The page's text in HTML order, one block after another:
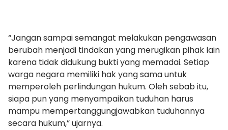
“Jangan sampai semangat melakukan pengawasan
berubah menjadi tindakan yang merugikan pihak lain
karena tidak didukung bukti yang memadai. Setiap
warga negara memiliki hak yang sama untuk
memperoleh perlindungan hukum. Oleh sebab itu,
siapa pun yang menyampaikan tuduhan harus
mampu mempertanggungjawabkan tuduhannya
secara hukum,” ujarnya.